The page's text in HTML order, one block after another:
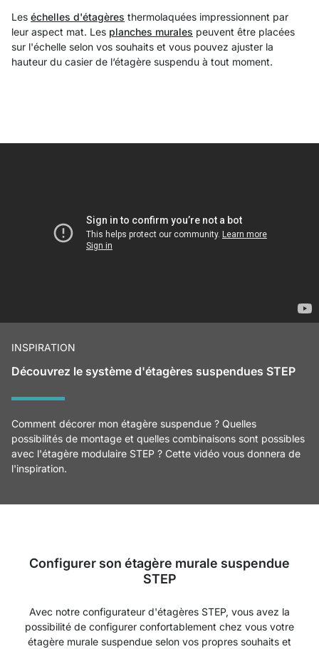
Les échelles d'étagères thermolaquées impressionnent par
leur aspect mat. Les planches murales peuvent être placées
sur l'échelle selon vos souhaits et vous pouvez ajuster la
hauteur du casier de l‘étagère suspendu à tout moment.
INSPIRATION
Découvrez le système d'étagères suspendues STEP
Comment décorer mon étagère suspendue ? Quelles
possibilités de montage et quelles combinaisons sont possibles
avec l'étagère modulaire STEP ? Cette vidéo vous donnera de
l'inspiration.
Configurer son étagère murale suspendue
STEP
Avec notre configurateur d'étagères STEP, vous avez la
possibilité de configurer confortablement chez vous votre
étagère murale suspendue selon vos propres souhaits et